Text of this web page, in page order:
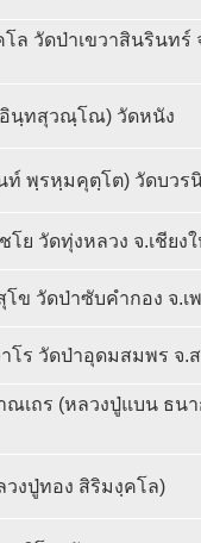
ล วัดป่าเขวาสินรินทร์
อินฺทสุวณฺโณ) วัดหนัง
ท์ พฺรหฺมคุตฺโต) วัดบวร
ย วัดทุ่งหลวง จ.เชียง
ข วัดป่าซับคำกอง จ.เ
โร วัดป่าอุดมสมพร จ.
เถร (หลวงปู่แบน ธนา
งปู่ทอง สิริมงฺคโล)